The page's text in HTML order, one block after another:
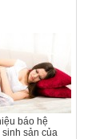
báo hệ
sinh sản của